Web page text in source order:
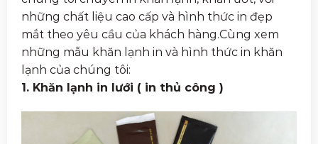
những chất liệu cao cấp và hình thức in đẹp
mắt theo yêu cầu của khách hàng.Cùng xem
những mẫu khăn lạnh in và hình thức in khăn
lạnh của chúng tôi:
1. Khăn lạnh in lưới ( in thủ công )